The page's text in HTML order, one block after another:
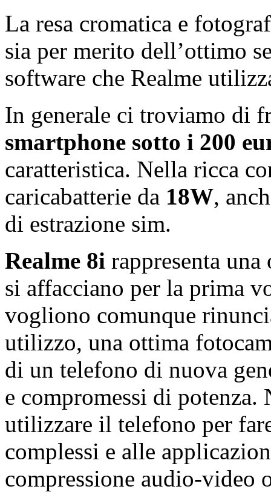
La resa cromatica e
sia per merito dell’ottimo
software che Realme
In generale ci troviamo di
smartphone sotto i 200
caratteristica. Nella ricca
caricabatterie da 18W,
di estrazione sim.
Realme 8i rappresenta
si affacciano per la prima
vogliono comunque
utilizzo, una ottima
di un telefono di nuova
e compromessi di
utilizzare il telefono per
complessi e alle
compressione audio-video